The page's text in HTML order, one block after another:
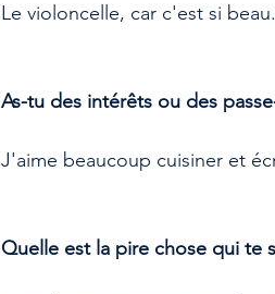
Le violoncelle, car c'est si beau.
As-tu des intérêts ou des
J'aime beaucoup cuisiner et
Quelle est la pire chose qui te